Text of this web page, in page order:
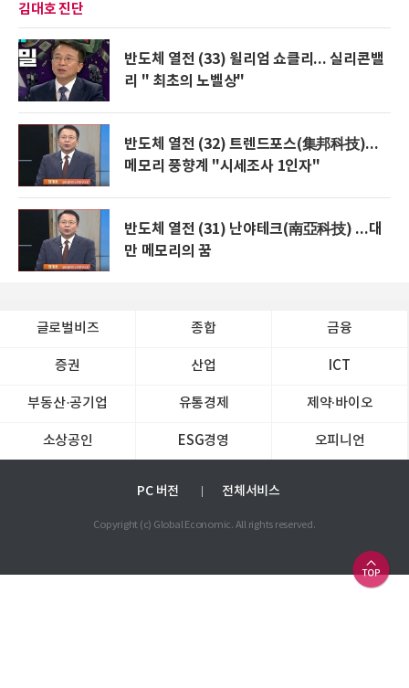
김대호 진단
반도체 열전 (33) 윌리엄 쇼클리... 실리콘밸
리 " 최초의 노벨상"
반도체 열전 (32) 트렌드포스(集邦科技)...
메모리 풍향계 "시세조사 1인자"
반도체 열전 (31) 난야테크(南亞科技) ...대
만 메모리의 꿈
글로벌비즈 종합 금융
증권 산업 ICT
부동산·공기업 유통경제 제약∙바이오
소상공인 ESG경영 오피니언
PC 버전 전체서비스
Copyright (c) Global Economic. All rights reserved.